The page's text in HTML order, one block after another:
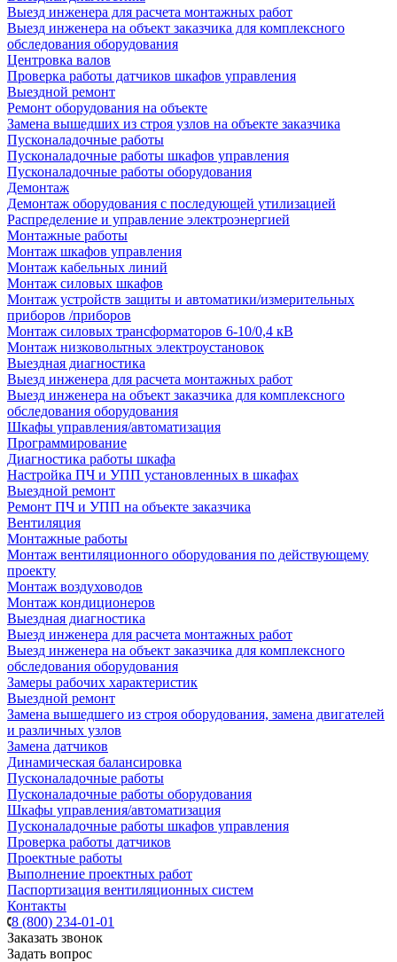
Выезд инженера для расчета монтажных работ
Выезд инженера на объект заказчика для комплексного
обследования оборудования
Центровка валов
Проверка работы датчиков шкафов управления
Выездной ремонт
Ремонт оборудования на объекте
Замена вышедших из строя узлов на объекте заказчика
Пусконаладочные работы
Пусконаладочные работы шкафов управления
Пусконаладочные работы оборудования
Демонтаж
Демонтаж оборудования с последующей утилизацией
Распределение и управление электроэнергией
Монтажные работы
Монтаж шкафов управления
Монтаж кабельных линий
Монтаж силовых шкафов
Монтаж устройств защиты и автоматики/измерительных
приборов /приборов
Монтаж силовых трансформаторов 6-10/0,4 кВ
Монтаж низковольтных электроустановок
Выездная диагностика
Выезд инженера для расчета монтажных работ
Выезд инженера на объект заказчика для комплексного
обследования оборудования
Шкафы управления/автоматизация
Программирование
Диагностика работы шкафа
Настройка ПЧ и УПП установленных в шкафах
Выездной ремонт
Ремонт ПЧ и УПП на объекте заказчика
Вентиляция
Монтажные работы
Монтаж вентиляционного оборудования по действующему
проекту
Монтаж воздуховодов
Монтаж кондиционеров
Выездная диагностика
Выезд инженера для расчета монтажных работ
Выезд инженера на объект заказчика для комплексного
обследования оборудования
Замеры рабочих характеристик
Выездной ремонт
Замена вышедшего из строя оборудования, замена двигателей
и различных узлов
Замена датчиков
Динамическая балансировка
Пусконаладочные работы
Пусконаладочные работы оборудования
Шкафы управления/автоматизация
Пусконаладочные работы шкафов управления
Проверка работы датчиков
Проектные работы
Выполнение проектных работ
Паспортизация вентиляционных систем
Контакты
8 (800) 234-01-01
Заказать звонок
Задать вопрос